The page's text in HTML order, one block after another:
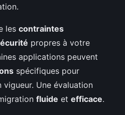
les contraintes
propres à votre
applications peuvent
spécifiques pour
vigueur. Une évaluation
fluide et efficace.